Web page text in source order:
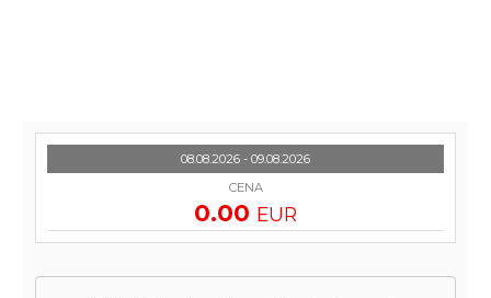
08.08.2026 - 09.08.2026
CENA
0.00 EUR